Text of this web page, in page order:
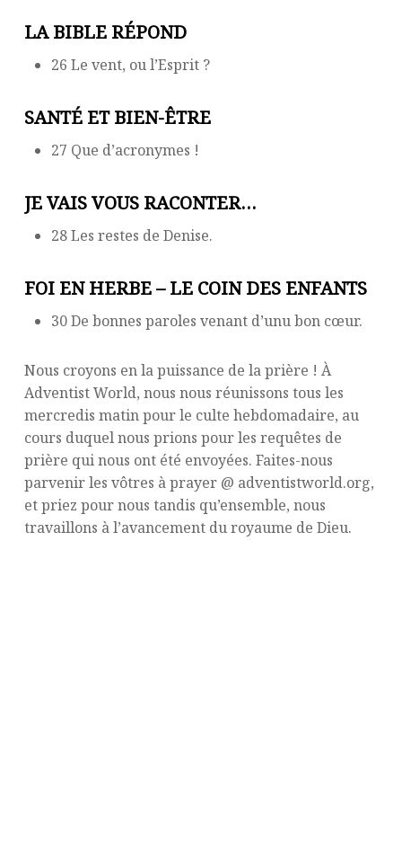
LA BIBLE RÉPOND
26 Le vent, ou l’Esprit ?
SANTÉ ET BIEN-ÊTRE
27 Que d’acronymes !
JE VAIS VOUS RACONTER…
28 Les restes de Denise.
FOI EN HERBE – LE COIN DES ENFANTS
30 De bonnes paroles venant d’unu bon cœur.
Nous croyons en la puissance de la prière ! À
Adventist World, nous nous réunissons tous les
mercredis matin pour le culte hebdomadaire, au
cours duquel nous prions pour les requêtes de
prière qui nous ont été envoyées. Faites-nous
parvenir les vôtres à prayer @ adventistworld.org,
et priez pour nous tandis qu’ensemble, nous
travaillons à l’avancement du royaume de Dieu.